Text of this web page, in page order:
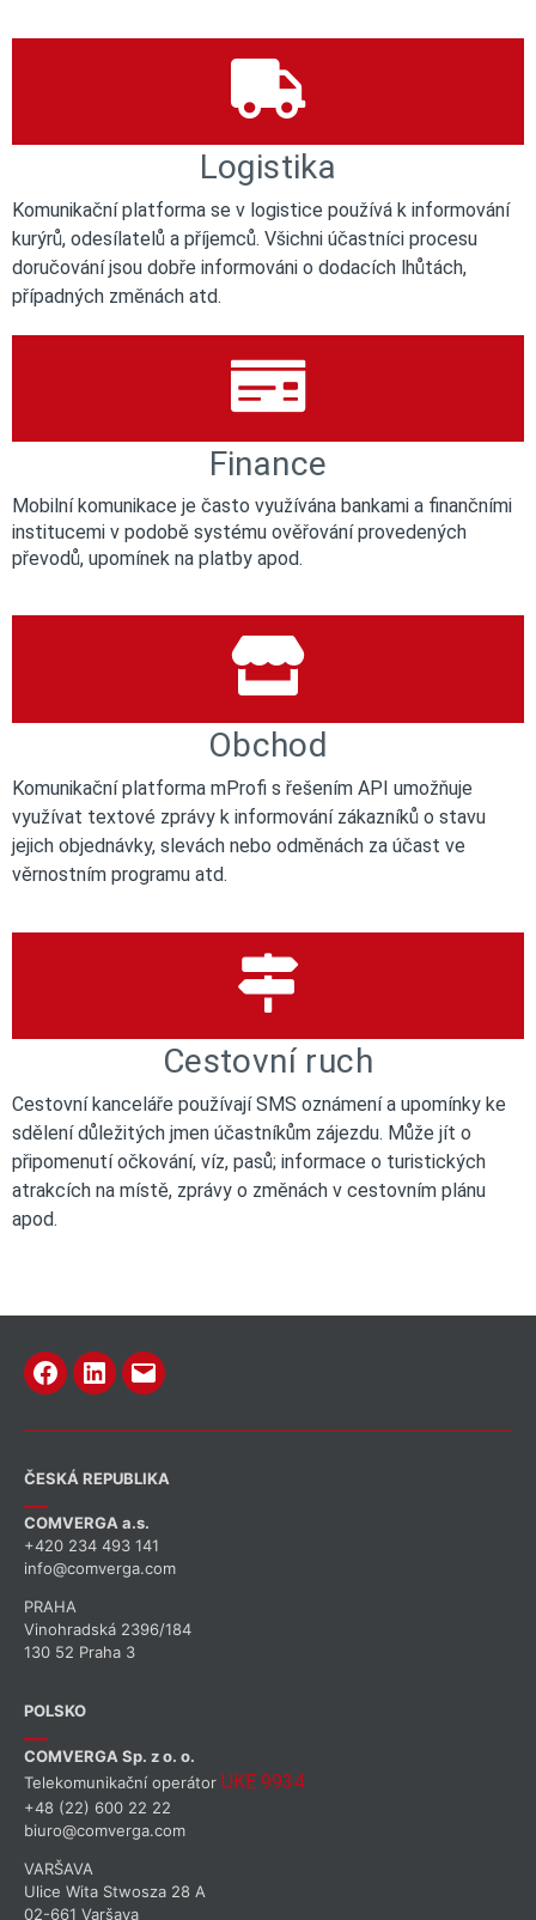
Logistika
Komunikační platforma se v logistice používá k informování
kurýrů, odesílatelů a příjemců. Všichni účastníci procesu
doručování jsou dobře informováni o dodacích lhůtách,
případných změnách atd.
Finance
Mobilní komunikace je často využívána bankami a finančními
institucemi v podobě systému ověřování provedených
převodů, upomínek na platby apod.
Obchod
Komunikační platforma mProfi s řešením API umožňuje
využívat textové zprávy k informování zákazníků o stavu
jejich objednávky, slevách nebo odměnách za účast ve
věrnostním programu atd.
Cestovní ruch
Cestovní kanceláře používají SMS oznámení a upomínky ke
sdělení důležitých jmen účastníkům zájezdu. Může jít o
připomenutí očkování, víz, pasů; informace o turistických
atrakcích na místě, zprávy o změnách v cestovním plánu
apod.
ČESKÁ REPUBLIKA
COMVERGA a.s.
+420 234 493 141
info@comverga.com
PRAHA
Vinohradská 2396/184
130 52 Praha 3
POLSKO
COMVERGA Sp. z o. o.
Telekomunikační operátor UKE 9934
+48 (22) 600 22 22
biuro@comverga.com
VARŠAVA
Ulice Wita Stwosza 28 A
02-661 Varšava